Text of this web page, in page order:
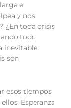
e
y nos
¿En toda crisis
todo
inevitable
son
esos tiempos
Esperanza